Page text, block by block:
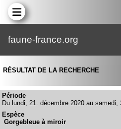
faune-france.org
RÉSULTAT DE LA RECHERCHE
Période
Du lundi, 21. décembre 2020 au samedi,
Espèce
Gorgebleue à miroir